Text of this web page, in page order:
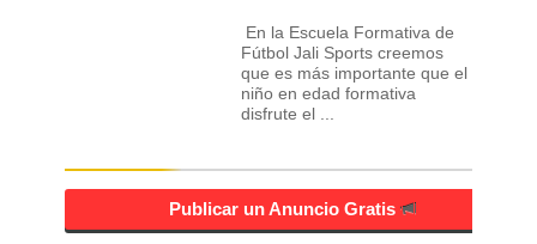
En la Escuela Formativa de
Fútbol Jali Sports creemos
que es más importante que el
niño en edad formativa
disfrute el ...
Publicar un Anuncio Gratis